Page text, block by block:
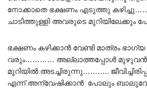
നോക്കാതെ ഭക്ഷണം എടുത്തു
ചാടിത്തുള്ളി അവരുടെ മുറിയിലേക്കും
ഭക്ഷണം കഴിക്കാൻ വേണ്ടി മാത്രം ഭാഗ്യ
വരും………… അല്ലാത്തപ്പോൾ
മുറിയിൽ അടച്ചിരുന്നു………..
എന്ന് അന്വേഷിക്കാൻ പോലും